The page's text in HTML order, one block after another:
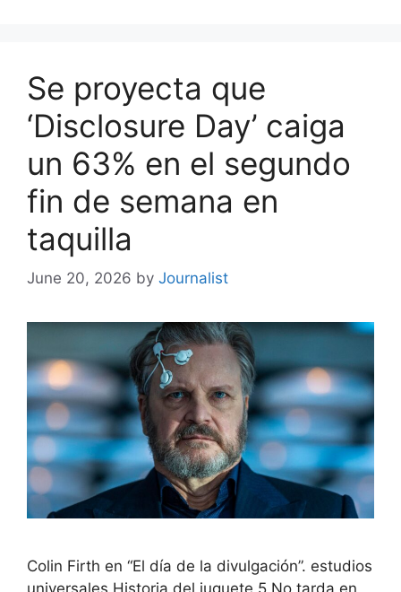
Se proyecta que
‘Disclosure Day’ caiga
un 63% en el segundo
fin de semana en
taquilla
June 20, 2026 by Journalist
Colin Firth en “El día de la divulgación”. estudios
universales Historia del juguete 5 No tarda en